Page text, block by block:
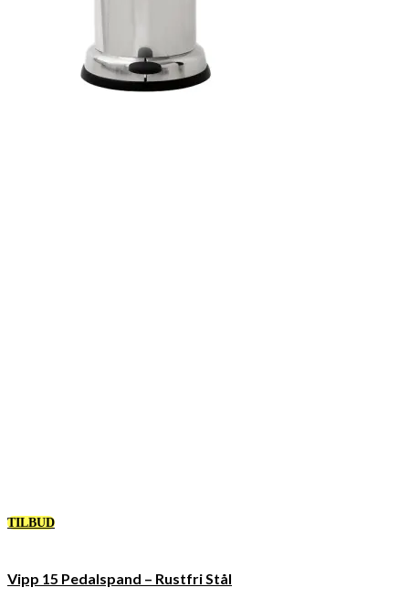
TILBUD
Vipp 15 Pedalspand – Rustfri Stål